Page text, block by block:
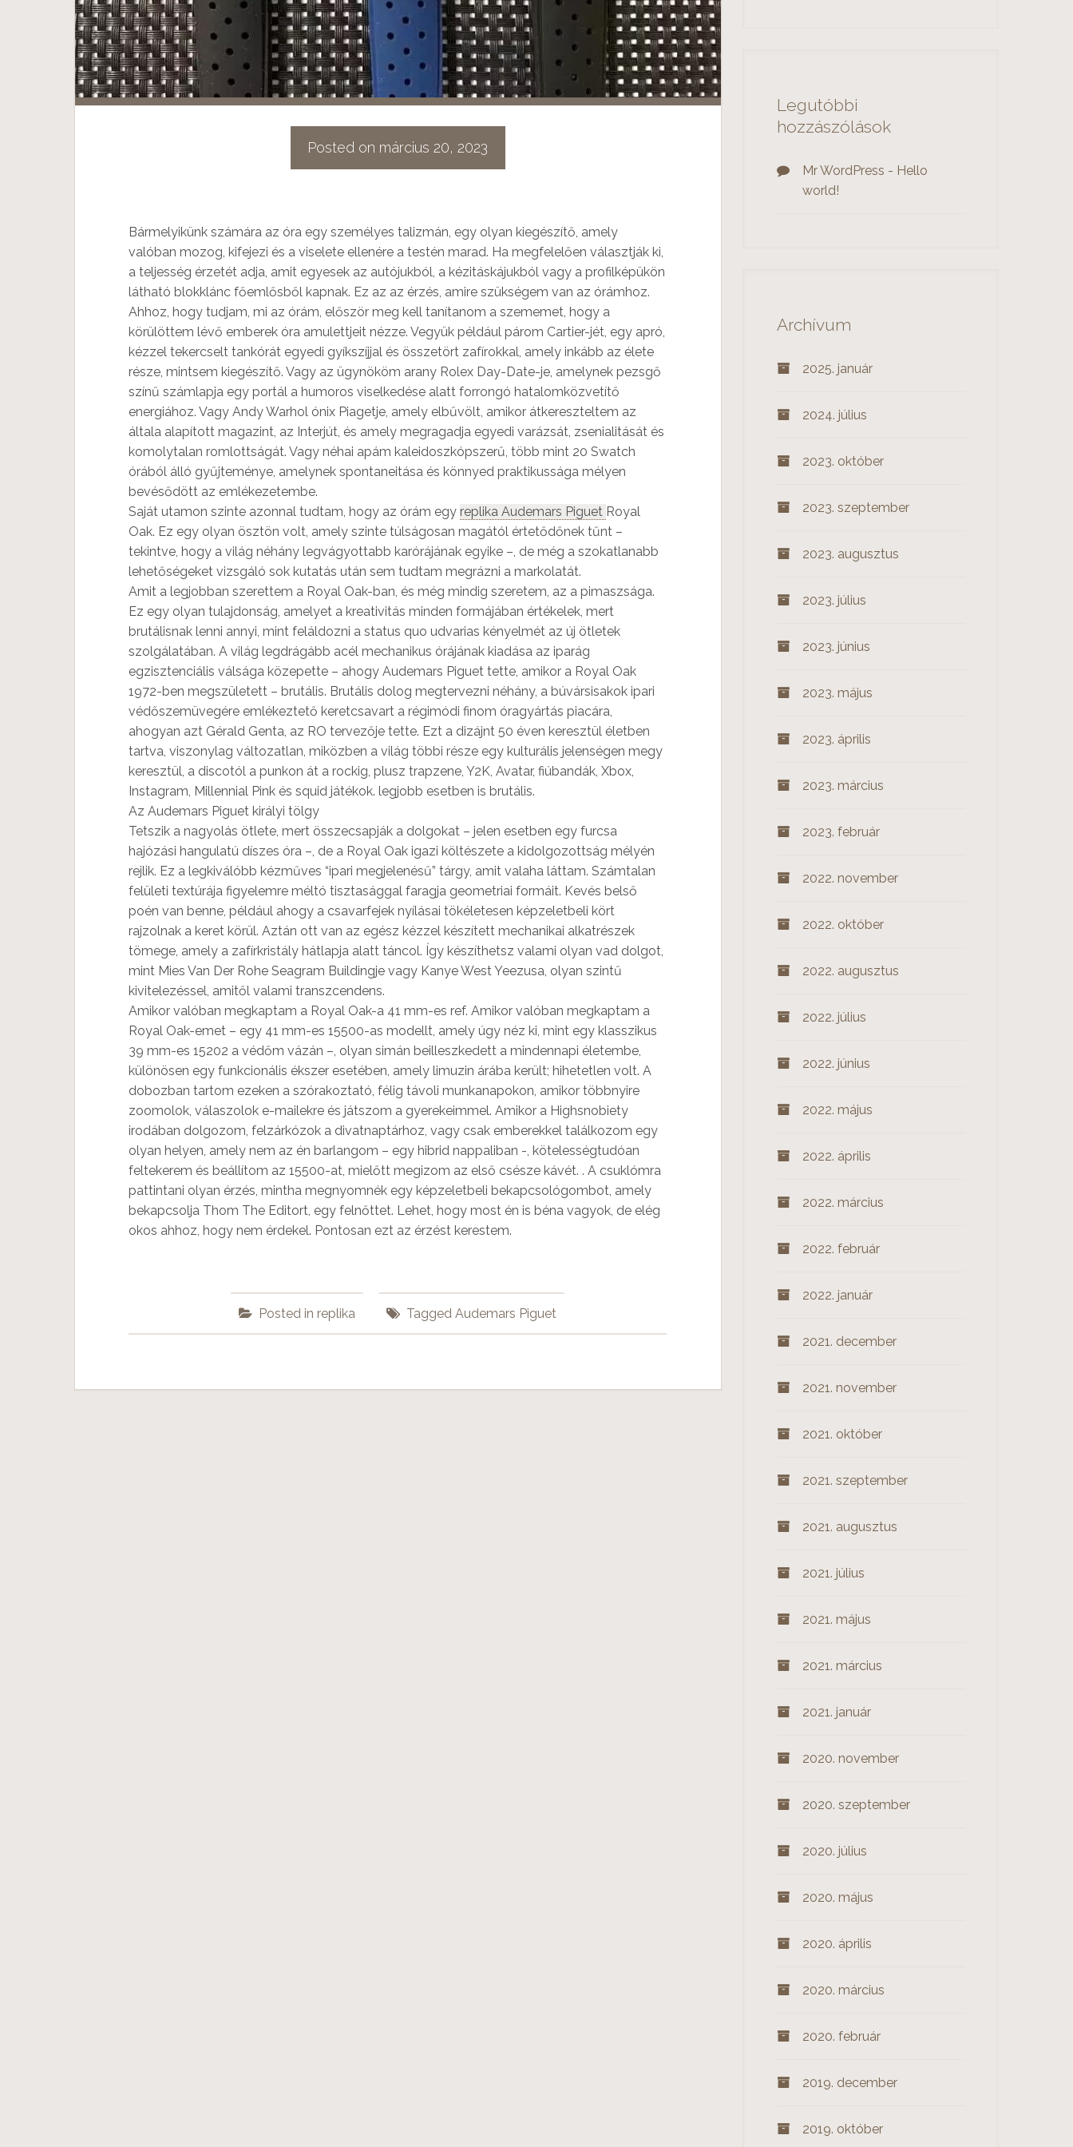
Posted on március 20, 2023
Bármelyikünk számára az óra egy személyes talizmán, egy olyan kiegészítő, amely
valóban mozog, kifejezi és a viselete ellenére a testén marad. Ha megfelelően választják ki,
a teljesség érzetét adja, amit egyesek az autójukból, a kézitáskájukból vagy a profilképükön
látható blokklánc főemlősből kapnak. Ez az az érzés, amire szükségem van az órámhoz.
Ahhoz, hogy tudjam, mi az órám, először meg kell tanítanom a szememet, hogy a
körülöttem lévő emberek óra amulettjeit nézze. Vegyük például párom Cartier-jét, egy apró,
kézzel tekercselt tankórát egyedi gyíkszíjjal és összetört zafírokkal, amely inkább az élete
része, mintsem kiegészítő. Vagy az ügynököm arany Rolex Day-Date-je, amelynek pezsgő
színű számlapja egy portál a humoros viselkedése alatt forrongó hatalomközvetítő
energiához. Vagy Andy Warhol ónix Piagetje, amely elbűvölt, amikor átkereszteltem az
általa alapított magazint, az Interjút, és amely megragadja egyedi varázsát, zsenialitását és
komolytalan romlottságát. Vagy néhai apám kaleidoszkópszerű, több mint 20 Swatch
órából álló gyűjteménye, amelynek spontaneitása és könnyed praktikussága mélyen
bevésődött az emlékezetembe.
Saját utamon szinte azonnal tudtam, hogy az órám egy replika Audemars Piguet Royal
Oak. Ez egy olyan ösztön volt, amely szinte túlságosan magától értetődőnek tűnt –
tekintve, hogy a világ néhány legvágyottabb karórájának egyike –, de még a szokatlanabb
lehetőségeket vizsgáló sok kutatás után sem tudtam megrázni a markolatát.
Amit a legjobban szerettem a Royal Oak-ban, és még mindig szeretem, az a pimaszsága.
Ez egy olyan tulajdonság, amelyet a kreativitás minden formájában értékelek, mert
brutálisnak lenni annyi, mint feláldozni a status quo udvarias kényelmét az új ötletek
szolgálatában. A világ legdrágább acél mechanikus órájának kiadása az iparág
egzisztenciális válsága közepette – ahogy Audemars Piguet tette, amikor a Royal Oak
1972-ben megszületett – brutális. Brutális dolog megtervezni néhány, a búvársisakok ipari
védőszemüvegére emlékeztető keretcsavart a régimódi finom óragyártás piacára,
ahogyan azt Gérald Genta, az RO tervezője tette. Ezt a dizájnt 50 éven keresztül életben
tartva, viszonylag változatlan, miközben a világ többi része egy kulturális jelenségen megy
keresztül, a discotól a punkon át a rockig, plusz trapzene, Y2K, Avatar, fiúbandák, Xbox,
Instagram, Millennial Pink és squid játékok. legjobb esetben is brutális.
Az Audemars Piguet királyi tölgy
Tetszik a nagyolás ötlete, mert összecsapják a dolgokat – jelen esetben egy furcsa
hajózási hangulatú díszes óra –, de a Royal Oak igazi költészete a kidolgozottság mélyén
rejlik. Ez a legkiválóbb kézműves “ipari megjelenésű” tárgy, amit valaha láttam. Számtalan
felületi textúrája figyelemre méltó tisztasággal faragja geometriai formáit. Kevés belső
poén van benne, például ahogy a csavarfejek nyílásai tökéletesen képzeletbeli kört
rajzolnak a keret körül. Aztán ott van az egész kézzel készített mechanikai alkatrészek
tömege, amely a zafírkristály hátlapja alatt táncol. Így készíthetsz valami olyan vad dolgot,
mint Mies Van Der Rohe Seagram Buildingje vagy Kanye West Yeezusa, olyan szintű
kivitelezéssel, amitől valami transzcendens.
Amikor valóban megkaptam a Royal Oak-a 41 mm-es ref. Amikor valóban megkaptam a
Royal Oak-emet – egy 41 mm-es 15500-as modellt, amely úgy néz ki, mint egy klasszikus
39 mm-es 15202 a védőm vázán –, olyan simán beilleszkedett a mindennapi életembe,
különösen egy funkcionális ékszer esetében, amely limuzin árába került; hihetetlen volt. A
dobozban tartom ezeken a szórakoztató, félig távoli munkanapokon, amikor többnyire
zoomolok, válaszolok e-mailekre és játszom a gyerekeimmel. Amikor a Highsnobiety
irodában dolgozom, felzárkózok a divatnaptárhoz, vagy csak emberekkel találkozom egy
olyan helyen, amely nem az én barlangom – egy hibrid nappaliban -, kötelességtudóan
feltekerem és beállítom az 15500-at, mielőtt megizom az első csésze kávét. . A csuklómra
pattintani olyan érzés, mintha megnyomnék egy képzeletbeli bekapcsológombot, amely
bekapcsolja Thom The Editort, egy felnőttet. Lehet, hogy most én is béna vagyok, de elég
okos ahhoz, hogy nem érdekel. Pontosan ezt az érzést kerestem.
Posted in ‎replika TaggedAudemars Piguet
Legutóbbi
hozzászólások
Mr WordPress - Hello
world!
Archívum
2025. január
2024. július
2023. október
2023. szeptember
2023. augusztus
2023. július
2023. június
2023. május
2023. április
2023. március
2023. február
2022. november
2022. október
2022. augusztus
2022. július
2022. június
2022. május
2022. április
2022. március
2022. február
2022. január
2021. december
2021. november
2021. október
2021. szeptember
2021. augusztus
2021. július
2021. május
2021. március
2021. január
2020. november
2020. szeptember
2020. július
2020. május
2020. április
2020. március
2020. február
2019. december
2019. október